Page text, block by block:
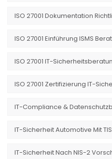
ISO 27001 Dokumentation
ISO 27001 Einführung ISMS
ISO 27001 IT-
ISO 27001 Zertifizierung IT-
IT-Compliance &
IT-Sicherheit Automotive Mit
IT-Sicherheit Nach NIS-2